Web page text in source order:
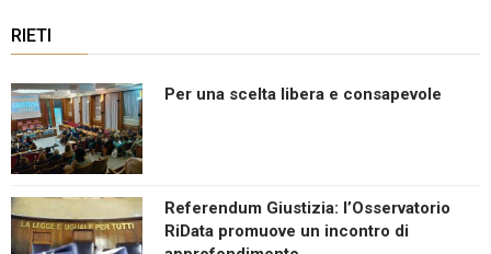
RIETI
Per una scelta libera e consapevole
Referendum Giustizia: l’Osservatorio
RiData promuove un incontro di